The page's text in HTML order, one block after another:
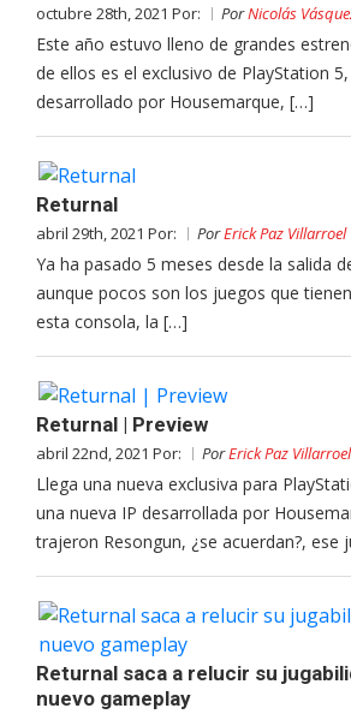
octubre 28th, 2021 Por: PorNicolás
Este año estuvo lleno de grandes
de ellos es el exclusivo de PlayStation
desarrollado por Housemarque, […]
Returnal
abril 29th, 2021 Por: PorErick Paz Villarroel
Ya ha pasado 5 meses desde la salida
aunque pocos son los juegos que
esta consola, la […]
Returnal | Preview
abril 22nd, 2021 Por: PorErick Paz Villarroel
Llega una nueva exclusiva para
una nueva IP desarrollada por
trajeron Resongun, ¿se acuerdan?, ese
Returnal saca a relucir su
nuevo gameplay